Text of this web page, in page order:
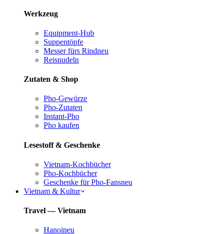
Werkzeug
Equipment-Hub
Suppentöpfe
Messer fürs Rindneu
Reisnudeln
Zutaten & Shop
Pho-Gewürze
Pho-Zutaten
Instant-Pho
Pho kaufen
Lesestoff & Geschenke
Vietnam-Kochbücher
Pho-Kochbücher
Geschenke für Pho-Fansneu
Vietnam & Kultur
Travel — Vietnam
Hanoineu